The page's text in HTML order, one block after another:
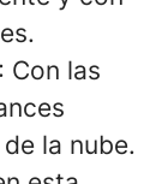
: Con las
la nube.